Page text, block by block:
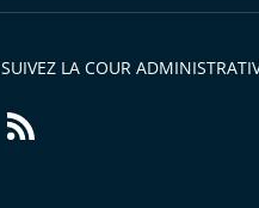
SUIVEZ LA COUR
Flux
RSS